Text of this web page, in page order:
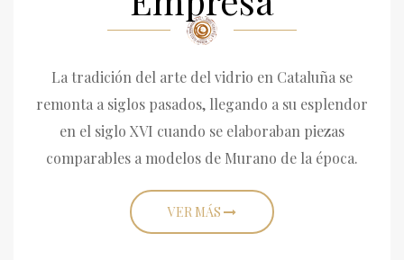
La tradición del arte del vidrio en Cataluña se
remonta a siglos pasados, llegando a su esplendor
en el siglo XVI cuando se elaboraban piezas
comparables a modelos de Murano de la época.
VER MÁS